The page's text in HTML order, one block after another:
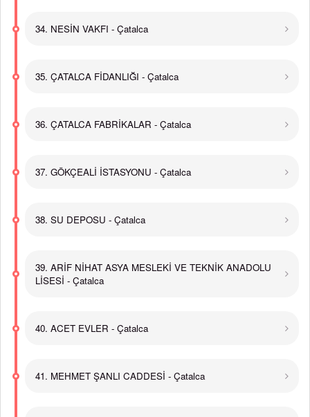
34. NESİN VAKFI - Çatalca
35. ÇATALCA FİDANLIĞI - Çatalca
36. ÇATALCA FABRİKALAR - Çatalca
37. GÖKÇEALİ İSTASYONU - Çatalca
38. SU DEPOSU - Çatalca
39. ARİF NİHAT ASYA MESLEKİ VE TEKNİK ANADOLU
LİSESİ - Çatalca
40. ACET EVLER - Çatalca
41. MEHMET ŞANLI CADDESİ - Çatalca